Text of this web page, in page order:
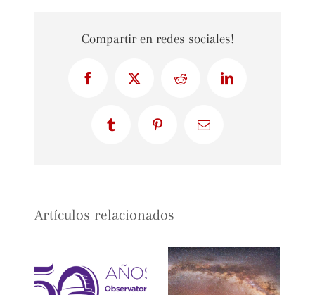
Compartir en redes sociales!
FacebookX Reddit LinkedIn
Tumblr PinterestCorreo
Artículos relacionados